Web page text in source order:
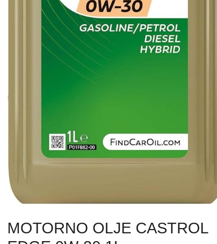
MOTORNO OLJE CASTROL